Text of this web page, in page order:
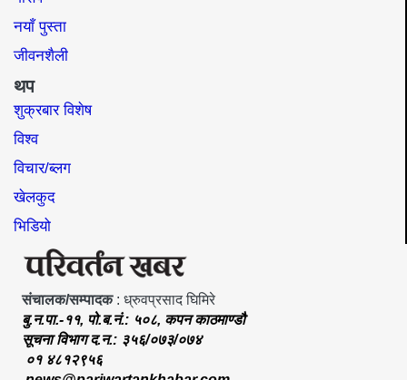
नयाँ पुस्ता
जीवनशैली
थप
शुक्रबार विशेष
विश्व
विचार/ब्लग
खेलकुद
भिडियो
संचालक/सम्पादक: ध्रुवप्रसाद घिमिरे
बु.न.पा.-११, पो.ब.नं.: ५०८, कपन काठमाण्डौ
सूचना विभाग द.न.: ३५६/०७३/०७४
०१ ४८१२९५६